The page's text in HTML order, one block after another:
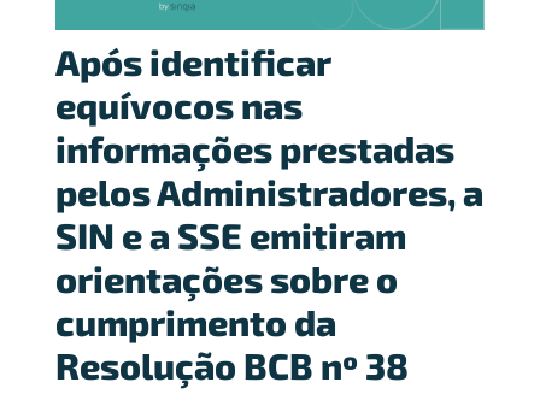
Após identificar
equívocos nas
informações prestadas
pelos Administradores, a
SIN e a SSE emitiram
orientações sobre o
cumprimento da
Resolução BCB nº 38